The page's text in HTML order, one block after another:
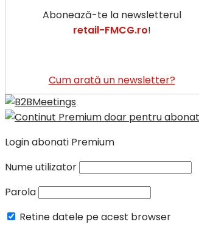
Abonează-te la newsletterul
retail-FMCG.ro!
Cum arată un newsletter?
Login abonati Premium
Nume utilizator
Parola
Retine datele pe acest browser